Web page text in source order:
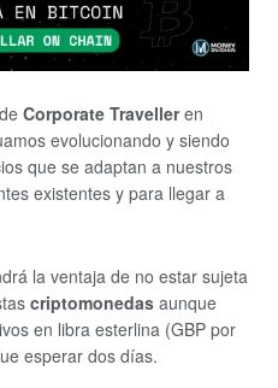
Corporate Travelleren
evolucionando y siendo
que se adaptan a nuestros
existentes y para llegar a
la ventaja de no estar sujeta
criptomonedas aunque
en libra esterlina (GBP por
esperar dos días.